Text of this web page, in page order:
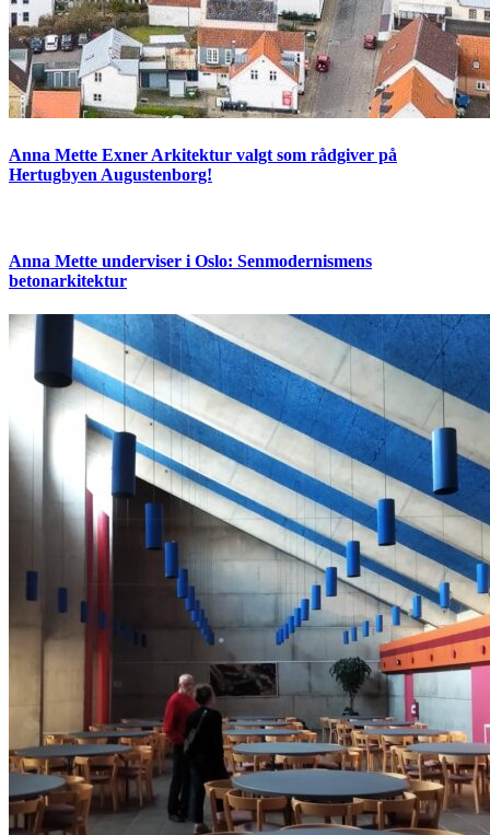
Anna Mette Exner Arkitektur valgt som rådgiver på
Hertugbyen Augustenborg!
Anna Mette underviser i Oslo: Senmodernismens
betonarkitektur